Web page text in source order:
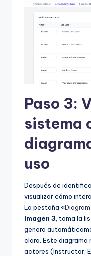
Paso 3:
sistema
uso
Después de
visualizar cómo
La pestaña «
Imagen 3 , toma la
genera
clara. Este diagrama
actores (Instructor,